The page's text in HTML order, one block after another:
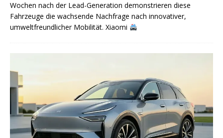
Wochen nach der Lead-Generation demonstrieren diese
Fahrzeuge die wachsende Nachfrage nach innovativer,
umweltfreundlicher Mobilität. Xiaomi